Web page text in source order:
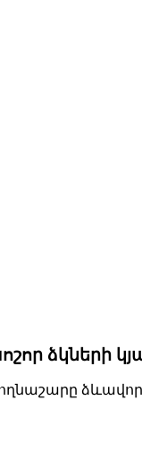
ձկների